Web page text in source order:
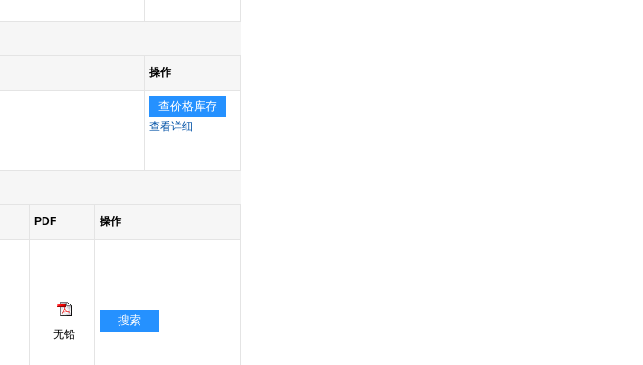
操作
查价格库存
查看详细
PDF 操作
无铅
搜索